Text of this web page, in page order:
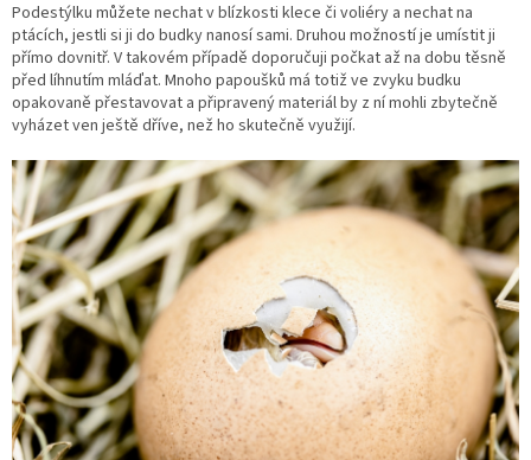
Podestýlku můžete nechat v blízkosti klece či voliéry a nechat na
ptácích, jestli si ji do budky nanosí sami. Druhou možností je umístit ji
přímo dovnitř. V takovém případě doporučuji počkat až na dobu těsně
před líhnutím mláďat. Mnoho papoušků má totiž ve zvyku budku
opakovaně přestavovat a připravený materiál by z ní mohli zbytečně
vyházet ven ještě dříve, než ho skutečně využijí.